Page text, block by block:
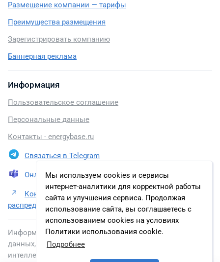
Мы используем cookies и сервисы
интернет-аналитики для корректной работы
сайта и улучшения сервиса. Продолжая
использование сайта, вы соглашаетесь с
использованием cookies на условиях
Политики использования cookie.
Подробнее
Размещение компании — тарифы
Преимущества размещения
Зарегистрировать компанию
Баннерная реклама
Информация
Пользовательское соглашение
Персональные данные
Контакты - energybase.ru
Связаться в Telegram
Онлайн презентация
Контакты Россети Томск (ПАО «Томская
распределительная компания»)
Информация, размещенная на сайте, включена в базу
данных, зарегистрированную в Федеральной службе по
интеллектуальной собственности.